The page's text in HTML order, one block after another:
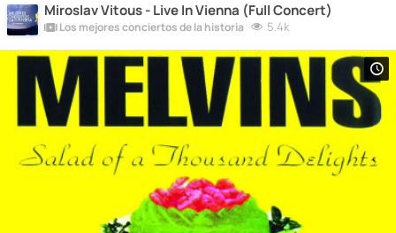
Miroslav Vitous - Live In Vienna (Full Concert)
Los mejores conciertos de la historia 5.4k